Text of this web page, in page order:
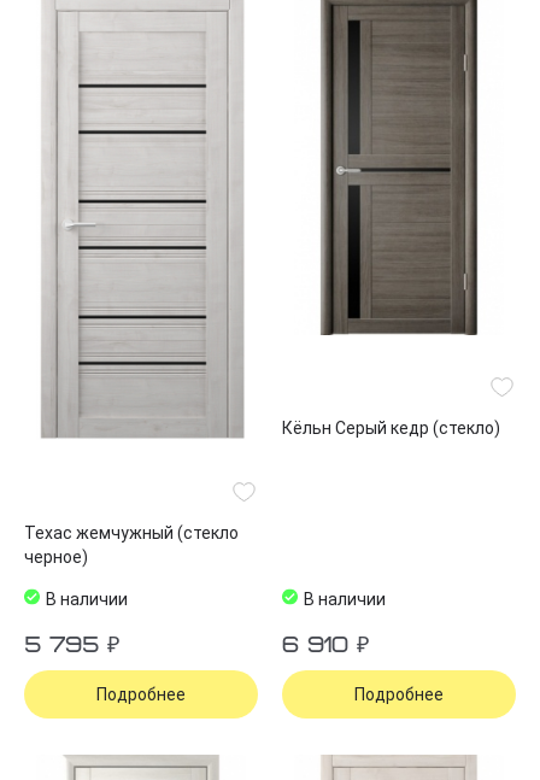
Техас жемчужный (стекло
черное)
В наличии
5 795 ₽
Подробнее
Кёльн Серый кедр (стекло)
В наличии
6 910 ₽
Подробнее